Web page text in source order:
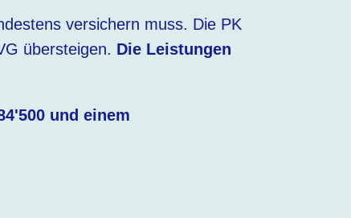
versichern muss. Die PK
übersteigen. Die Leistungen
und einem